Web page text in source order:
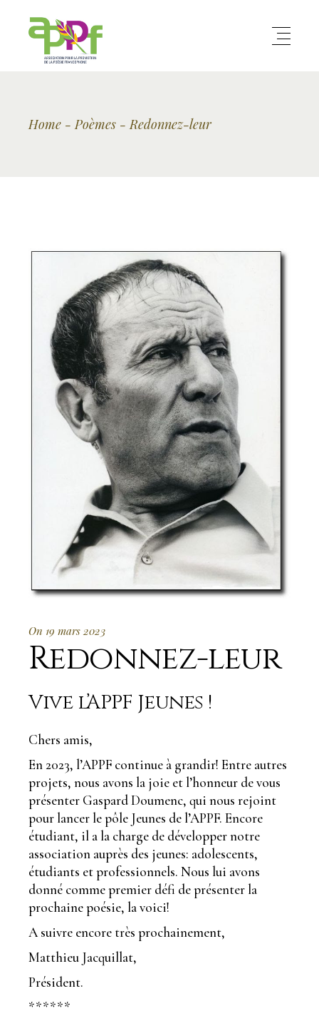
Home Poèmes Redonnez-leur
On 19 mars 2023
Redonnez-leur
Vive l’APPF Jeunes !
Chers amis,
En 2023, l’APPF continue à grandir! Entre autres
projets, nous avons la joie et l’honneur de vous
présenter Gaspard Doumenc, qui nous rejoint
pour lancer le pôle Jeunes de l’APPF. Encore
étudiant, il a la charge de développer notre
association auprès des jeunes: adolescents,
étudiants et professionnels. Nous lui avons
donné comme premier défi de présenter la
prochaine poésie, la voici!
A suivre encore très prochainement,
Matthieu Jacquillat,
Président.
******